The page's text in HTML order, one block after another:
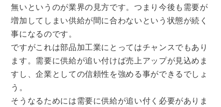
無いというのが業界の見方です。つまり今後も需要が
増加してしまい供給が間に合わないという状態が続く
事になるのです。
ですがこれは部品加工業にとってはチャンスでもあり
ます。需要に供給が追い付けば売上アップが見込めま
すし、企業としての信頼性を強める事ができるでしょ
う。
そうなるためには需要に供給が追い付く必要がありま